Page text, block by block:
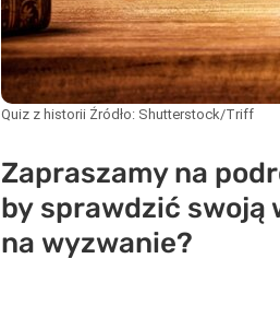
Quiz z historii Źródło: Shutterstock/Triff
Zapraszamy na
by sprawdzić swoją
na wyzwanie?